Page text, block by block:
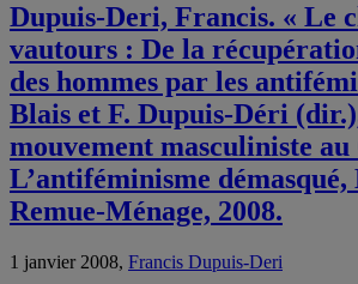
Dupuis-Deri, Francis. « Le
vautours : De la
des hommes par les
Blais et F. Dupuis-Déri
mouvement masculiniste au
L’antiféminisme
Remue-Ménage, 2008.
1 janvier 2008, Francis Dupuis-Deri